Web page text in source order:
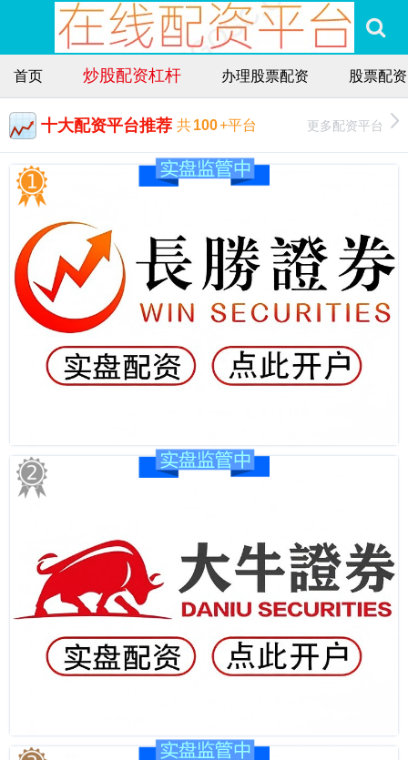
首页 炒股配资杠杆 办理股票配资 股票配
十大配资平台推荐 共100+平台 更多配资平台